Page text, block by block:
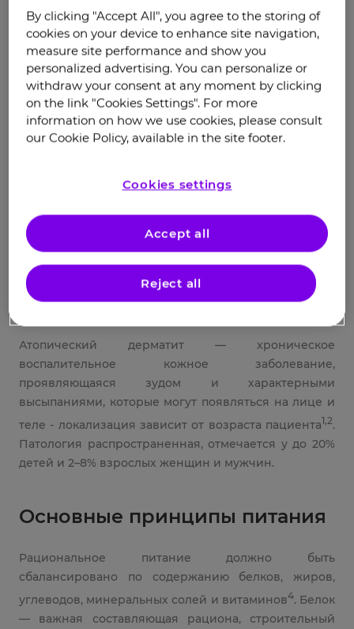
иммунные механизмы
. В большинстве случаев
аллергенами – веществами, провоцирующими
развитие данной реакции при употреблении,
являются протеины (белки), например, белок
коровьего молока. Стоит сразу отметить: в
клинических рекомендациях по ведению
пациентов с атопическим дерматитом диетотерапия
не рассматривается в качестве основного метода
. Диеты применяются при сочетании
пищевой аллергии
Что такое атопический
дерматит?
Атопический дерматит — хроническое
воспалительное кожное заболевание,
проявляющаяся зудом и характерными
высыпаниями, которые могут появляться на лице и
теле - локализация зависит от возраста пациента1,2.
Патология распространенная, отмечается у до 20%
детей и 2–8% взрослых женщин и мужчин.
Основные принципы питания
Рациональное питание должно быть
сбалансировано по содержанию белков, жиров,
углеводов, минеральных солей и витаминов4. Белок
— важная составляющая рациона, строительный
By clicking "Accept All", you agree to the storing of
cookies on your device to enhance site navigation,
measure site performance and show you
personalized advertising. You can personalize or
withdraw your consent at any moment by clicking
on the link "Cookies Settings". For more
information on how we use cookies, please consult
our Cookie Policy, available in the site footer.
Cookies settings
Reject all
Accept all